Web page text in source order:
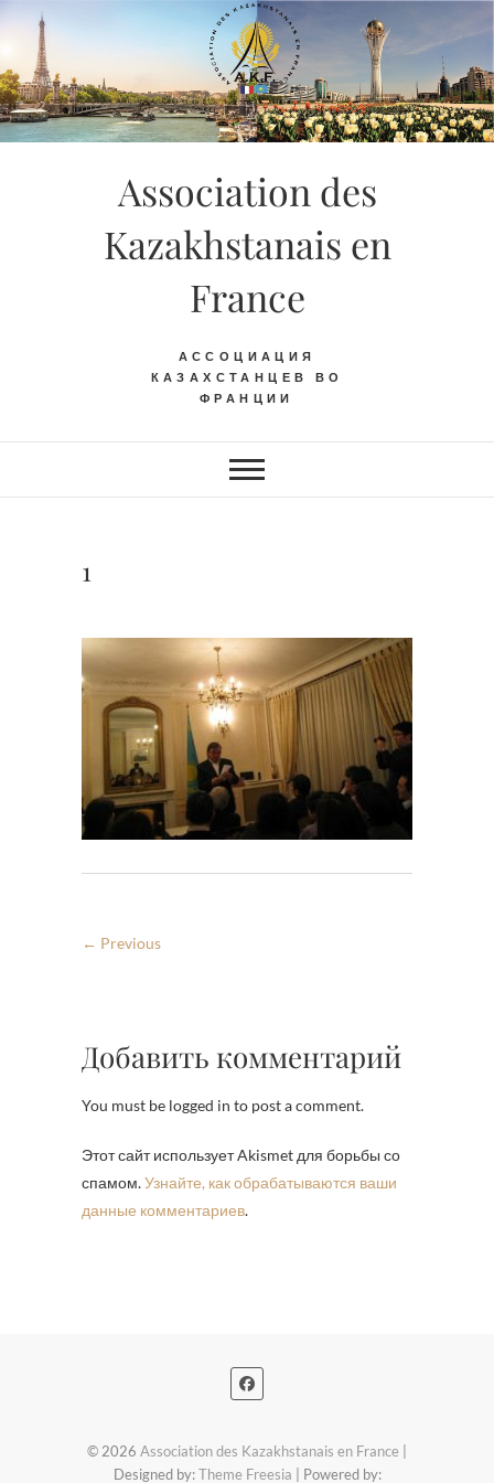
Skip
content
Association des
Kazakhstanais en
France
АССОЦИАЦИЯ
КАЗАХСТАНЦЕВ ВО
ФРАНЦИИ
1
← Previous
Добавить комментарий
You must be logged in to post a comment.
Этот сайт использует Akismet для борьбы со
спамом.Узнайте, как обрабатываются ваши
данные комментариев.
© 2026 Association des Kazakhstanais en France
Designed by:Theme Freesia | Powered by: